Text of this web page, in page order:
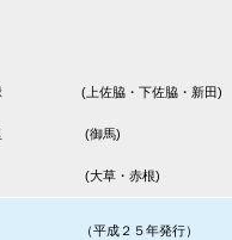
縁 (上佐脇・下佐脇・新田)
の里 (御馬)
道 (大草・赤根)
歩 （平成２５年発行）